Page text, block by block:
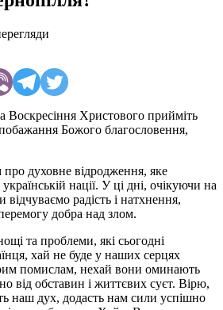
Воскресіння Христового прийміть
Божого благословення,
духовне відродження, яке
нації. У ці дні, очікуючи на
радість і натхнення,
добра над злом.
та проблеми, які сьогодні
хай не буде у наших серцях
помислам, нехай вони оминають
від обставин і життєвих суєт. Вірю,
наш дух, додасть нам сили успішно